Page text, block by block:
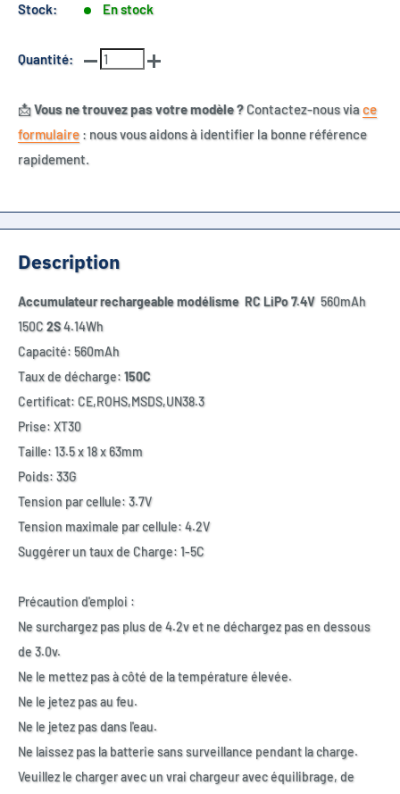
Stock: En stock
Quantité:
📩Vous ne trouvez pas votre modèle ?Contactez-nous viace
formulaire : nous vous aidons à identifier la bonne référence
rapidement.
Description
Accumulateur rechargeable modélisme RC LiPo 7.4V 560mAh
150C2S4.14Wh
Capacité: 560mAh
Taux de décharge: 150C
Certificat: CE,ROHS,MSDS,UN38.3
Prise: XT30
Taille: 13.5 x 18 x 63mm
Poids: 33G
Tension par cellule: 3.7V
Tension maximale par cellule: 4.2V
Suggérer un taux de Charge: 1-5C
Précaution d'emploi :
Ne surchargez pas plus de 4.2v et ne déchargez pas en dessous
de 3.0v.
Ne le mettez pas à côté de la température élevée.
Ne le jetez pas au feu.
Ne le jetez pas dans l'eau.
Ne laissez pas la batterie sans surveillance pendant la charge.
Veuillez le charger avec un vrai chargeur avec équilibrage, de